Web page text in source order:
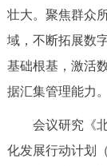
ITALIANO
壮大。聚焦群众
域，不断拓展数
基础根基，激活
据汇集管理能力。
会议研究《北
化发展行动计划